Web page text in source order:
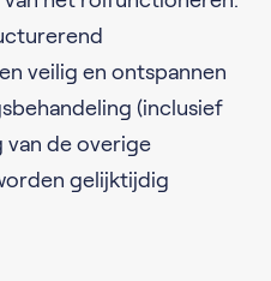
veilig en ontspannen
(inclusief
van de overige
gelijktijdig